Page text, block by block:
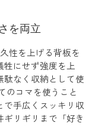
を両立
性を上げる背板を
牲にせず強度を上
駄なく収納として使
のコマを使うこと
で手広くスッキリ収
ギリギリまで「好き